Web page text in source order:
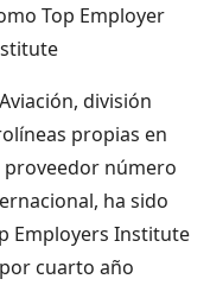
Top Employer
división
propias en
proveedor número
ha sido
Employers Institute
cuarto año